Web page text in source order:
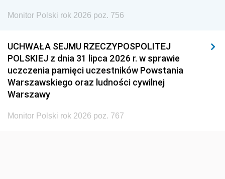
Monitor Polski rok 2026 poz. 756
UCHWAŁA SEJMU RZECZYPOSPOLITEJ
POLSKIEJ z dnia 31 lipca 2026 r. w sprawie
uczczenia pamięci uczestników Powstania
Warszawskiego oraz ludności cywilnej
Warszawy
Monitor Polski rok 2026 poz. 767